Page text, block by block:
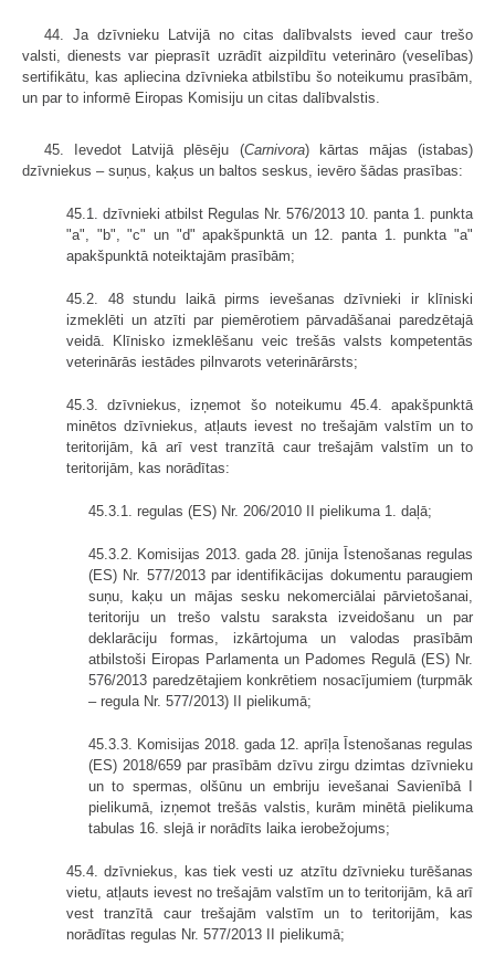
44. Ja dzīvnieku Latvijā no citas dalībvalsts ieved caur trešo
valsti, dienests var pieprasīt uzrādīt aizpildītu veterināro (veselības)
sertifikātu, kas apliecina dzīvnieka atbilstību šo noteikumu prasībām,
un par to informē Eiropas Komisiju un citas dalībvalstis.
45. Ievedot Latvijā plēsēju (Carnivora) kārtas mājas (istabas)
dzīvniekus – suņus, kaķus un baltos seskus, ievēro šādas prasības:
45.1. dzīvnieki atbilst Regulas Nr. 576/2013 10. panta 1. punkta
"a", "b", "c" un "d" apakšpunktā un 12. panta 1. punkta "a"
apakšpunktā noteiktajām prasībām;
45.2. 48 stundu laikā pirms ievešanas dzīvnieki ir klīniski
izmeklēti un atzīti par piemērotiem pārvadāšanai paredzētajā
veidā. Klīnisko izmeklēšanu veic trešās valsts kompetentās
veterinārās iestādes pilnvarots veterinārārsts;
45.3. dzīvniekus, izņemot šo noteikumu 45.4. apakšpunktā
minētos dzīvniekus, atļauts ievest no trešajām valstīm un to
teritorijām, kā arī vest tranzītā caur trešajām valstīm un to
teritorijām, kas norādītas:
45.3.1. regulas (ES) Nr. 206/2010 II pielikuma 1. daļā;
45.3.2. Komisijas 2013. gada 28. jūnija Īstenošanas regulas
(ES) Nr. 577/2013 par identifikācijas dokumentu paraugiem
suņu, kaķu un mājas sesku nekomerciālai pārvietošanai,
teritoriju un trešo valstu saraksta izveidošanu un par
deklarāciju formas, izkārtojuma un valodas prasībām
atbilstoši Eiropas Parlamenta un Padomes Regulā (ES) Nr.
576/2013 paredzētajiem konkrētiem nosacījumiem (turpmāk
– regula Nr. 577/2013) II pielikumā;
45.3.3. Komisijas 2018. gada 12. aprīļa Īstenošanas regulas
(ES) 2018/659 par prasībām dzīvu zirgu dzimtas dzīvnieku
un to spermas, olšūnu un embriju ievešanai Savienībā I
pielikumā, izņemot trešās valstis, kurām minētā pielikuma
tabulas 16. slejā ir norādīts laika ierobežojums;
45.4. dzīvniekus, kas tiek vesti uz atzītu dzīvnieku turēšanas
vietu, atļauts ievest no trešajām valstīm un to teritorijām, kā arī
vest tranzītā caur trešajām valstīm un to teritorijām, kas
norādītas regulas Nr. 577/2013 II pielikumā;